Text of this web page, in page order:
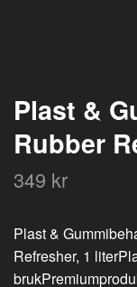
Plast &
Rubber
349 kr
Plast &
Refresher, 1